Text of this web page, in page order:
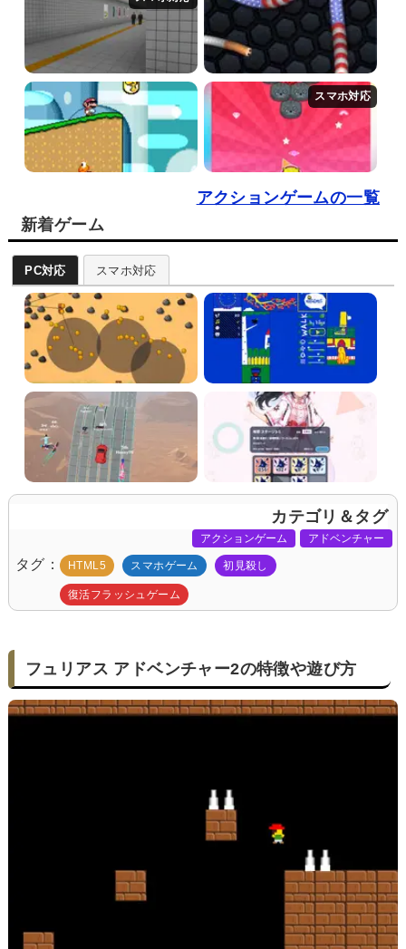
アクションゲームの一覧
新着ゲーム
PC対応 スマホ対応
カテゴリ＆タグ
アクションゲーム アドベンチャー
タグ HTML5 スマホゲーム 初見殺し
復活フラッシュゲーム
フュリアス アドベンチャー2の特徴や遊び方